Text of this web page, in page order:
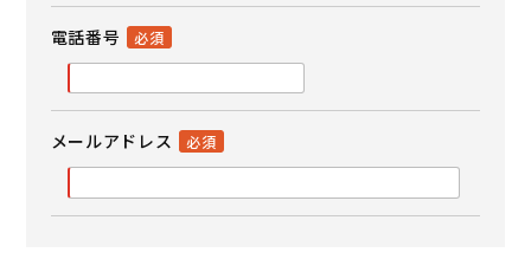
電話番号
メールアドレス